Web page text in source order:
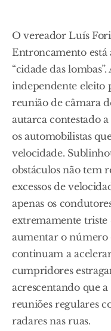
O vereador Luís
Entroncamento
“cidade das
independente eleito
reunião de câmara
autarca contestado
os automobilistas
velocidade.
obstáculos não tem
excessos de
apenas os
extremamente triste
aumentar o número
continuam a
cumpridores
acrescentando que
reuniões regulares
radares nas ruas.